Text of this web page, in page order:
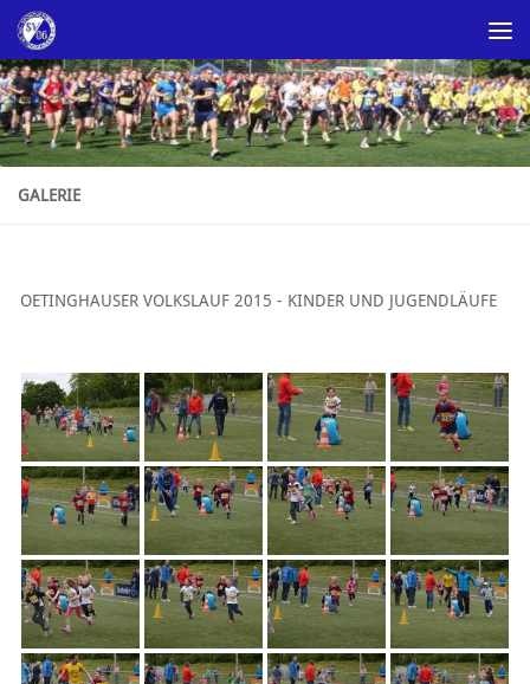
Skip to content
GALERIE
OETINGHAUSER VOLKSLAUF 2015 - KINDER UND JUGENDLÄUFE